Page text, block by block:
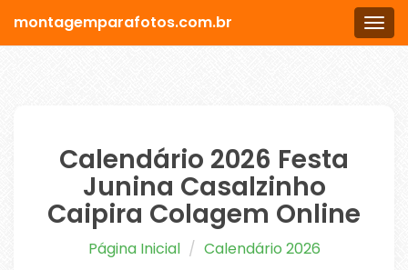
Menu
montagemparafotos.com.br
Calendário 2026 Festa
Junina Casalzinho
Caipira Colagem Online
Página Inicial
Calendário 2026